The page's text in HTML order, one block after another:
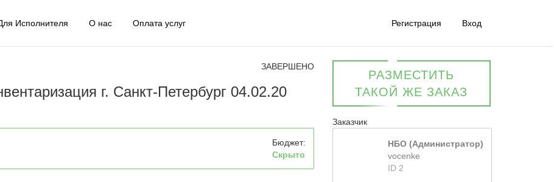
Исполнителя О нас Оплата услуг Регистрация Вход
ЗАВЕРШЕНО
г. Санкт-Петербург 04.02.20
РАЗМЕСТИТЬ
ТАКОЙ ЖЕ ЗАКАЗ
Бюджет:
Скрыто
Заказчик
НБО (Администратор)
vocenke
ID 2